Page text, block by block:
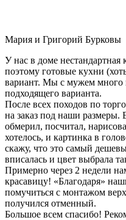
Мария и Григорий Бурковы
У нас в доме нестандартная
поэтому готовые кухни
вариант. Мы с мужем много
подходящего варианта.
После всех походов по
на заказ под наши размеры.
обмерил, посчитал,
хотелось, и картинка в
скажу, что это самый
вписалась и цвет выбрала
Примерно через 2 недели
красавицу! «Благодаря»
помучиться с монтажом
получился отменный.
Большое всем спасибо!